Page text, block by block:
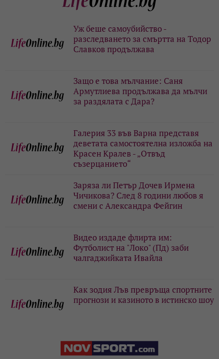
Уж беше самоубийство -
разследването за смъртта на Тодор
Славков продължава
Защо е това мълчание: Саня
Армутлиева продължава да мълчи
за раздялата с Дара?
Галерия 33 във Варна представя
деветата самостоятелна изложба на
Красен Кралев - „Отвъд
съзерцанието“
Заряза ли Петър Дочев Ирмена
Чичикова? След 8 години любов я
смени с Александра Фейгин
Видео издаде флирта им:
Футболист на "Локо" (Пд) заби
чалгаджийката Ивайла
Как зодия Лъв превръща спортните
прогнози и казиното в истинско шоу